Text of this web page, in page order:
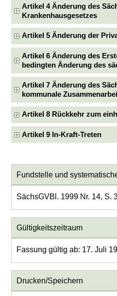
Artikel 4 Änderung des
Krankenhausgesetzes
Artikel 5 Änderung der
Artikel 6 Änderung des
bedingten Änderung des
Artikel 7 Änderung des
kommunale
Artikel 8 Rückkehr zum
Artikel 9 In-Kraft-Treten
Fundstelle und
SächsGVBl. 1999 Nr. 14, S.
Gültigkeitszeitraum
Fassung gültig ab: 17. Juli
Drucken/Speichern